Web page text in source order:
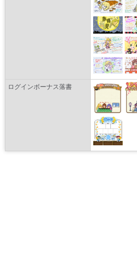
ログインボーナス落書